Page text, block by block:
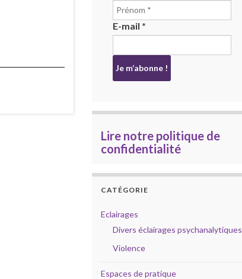
E-mail *
Lire notre politique de
confidentialité
CATÉGORIE
Eclairages
Divers éclairages psychanalytiques
Violence
Espaces de pratique